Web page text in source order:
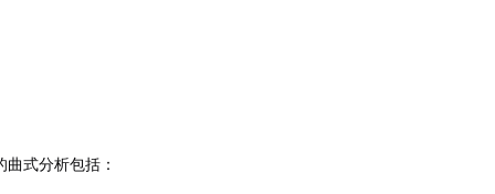
式分析包括：